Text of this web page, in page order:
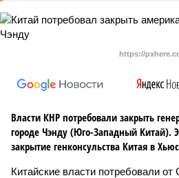
https://
Власти КНР потребовали закрыть
городе Чэнду (Юго-Западный Китай).
закрытие генконсульства Китая в
Китайские власти потребовали